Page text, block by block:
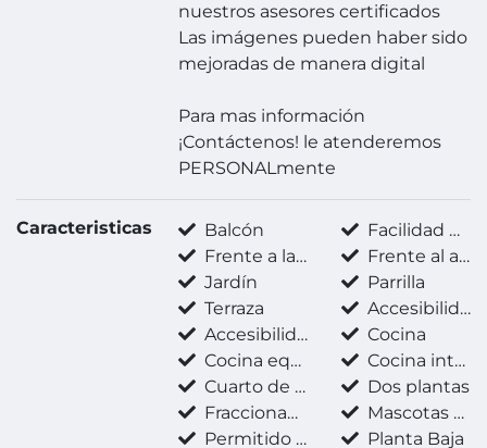
nuestros asesores certificados
Las imágenes pueden haber sido
mejoradas de manera digital
Para mas información
¡Contáctenos! le atenderemos
PERSONALmente
Caracteristicas Balcón
Facilidad para estacionarse
Frente a la playa
Frente al agua
Jardín
Parrilla
Terraza
Accesibilidad para adultos mayores
Accesibilidad para personas con discapacidad
Cocina
Cocina equipada
Cocina integral
Cuarto de servicio
Dos plantas
Fraccionamiento privado
Mascotas permitidas
Permitido fumar
Planta Baja